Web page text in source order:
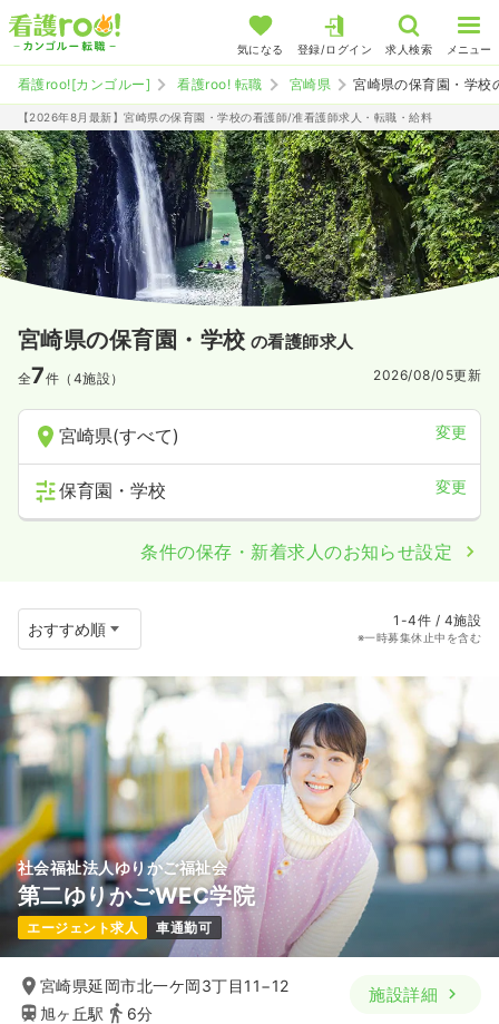
気になる 登録/ログイン 求人検索 メニュー
看護roo![カンゴルー] 看護roo! 転職 宮崎県 宮崎県の保育園・学校
【2026年8月最新】宮崎県の保育園・学校の看護師/准看護師求人・転職・給料
宮崎県の保育園・学校 の看護師求人
全7件（4施設） 2026/08/05更新
宮崎県(すべて) 変更
保育園・学校 変更
条件の保存・新着求人のお知らせ設定
1-4件 / 4施設
※一時募集休止中を含む
社会福祉法人ゆりかご福祉会
第二ゆりかごWEC学院
エージェント求人 車通勤可
宮崎県延岡市北一ケ岡3丁目11−12
旭ヶ丘駅
6分
施設詳細